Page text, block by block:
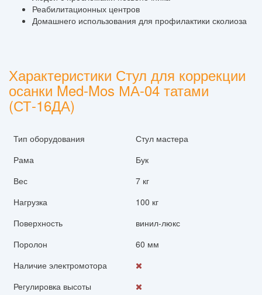
Реабилитационных центров
Домашнего использования для профилактики сколиоза
Характеристики Стул для коррекции
осанки Med-Mos МА-04 татами
(СТ-16ДА)
Тип оборудования
Стул мастера
Рама
Бук
Вес
7 кг
Нагрузка
100 кг
Поверхность
винил-люкс
Поролон
60 мм
Наличие электромотора
Регулировка высоты